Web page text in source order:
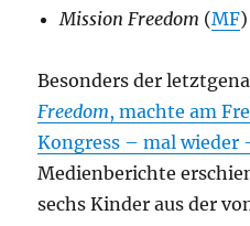
Mission Freedom (MF)
Besonders der
Freedom, machte am
Kongress – mal wieder
Medienberichte
sechs Kinder aus der